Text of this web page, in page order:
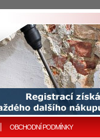
OBCHODNÍ PODMÍNKY